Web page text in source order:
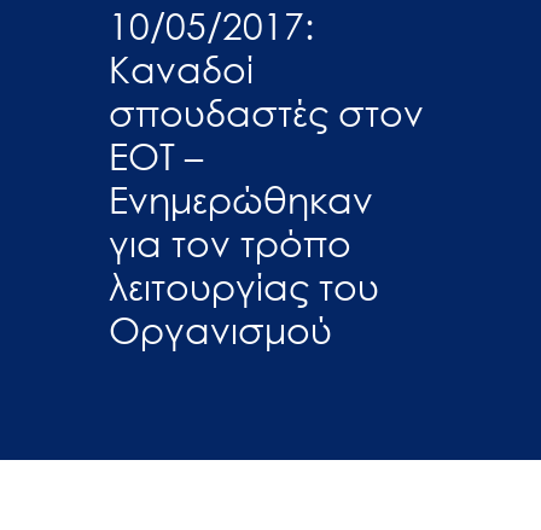
10/05/2017:
Καναδοί
σπουδαστές στον
ΕΟΤ –
Ενημερώθηκαν
για τον τρόπο
λειτουργίας του
Οργανισμού